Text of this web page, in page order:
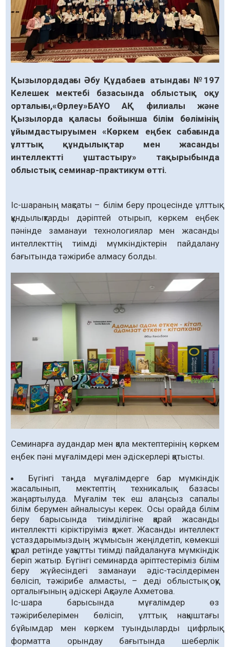
Қызылордадағы Әбу Құдабаев атындағы №197
Келешек мектебі базасында облыстық оқу
орталығы,«Өрлеу»БАҰО АҚ филиалы және
Қызылорда қаласы бойынша білім бөлімінің
ұйымдастыруымен «Көркем еңбек сабағында
ұлттық құндылықтар мен жасанды
интеллектті ұштастыру» тақырыбында
облыстық семинар-практикум өтті.
Іс-шараның мақсаты – білім беру процесінде ұлттық
құндылықтарды дәріптей отырып, көркем еңбек
пәнінде заманауи технологиялар мен жасанды
интеллекттің тиімді мүмкіндіктерін пайдалану
бағытында тәжірибе алмасу болды.
Семинарға аудандар мен қала мектептерінің көркем
еңбек пәні мұғалімдері мен әдіскерлері қатысты.
Бүгінгі таңда мұғалімдерге бар мүмкіндік
жасалынып, мектептің техникалық базасы
жаңартылуда. Мұғалім тек еш алаңсыз сапалы
білім берумен айналысуы керек. Осы орайда білім
беру барысында тиімділігіне қарай жасанды
интеллектті кіріктіруіміз қажет. Жасанды интеллект
ұстаздарымыздың жұмысын жеңілдетіп, көмекші
құрал ретінде уақытты тиімді пайдалануға мүмкіндік
беріп жатыр. Бүгінгі семинарда әріптестеріміз білім
беру жүйесіндегі заманауи әдіс-тәсілдерімен
бөлісіп, тәжірибе алмасты, – деді облыстық оқу
орталығының әдіскері Ақсәуле Ахметова.
Іс-шара барысында мұғалімдер өз
тәжірибелерімен бөлісіп, ұлттық нақыштағы
бұйымдар мен көркем туындыларды цифрлық
форматта орындау бағытында шеберлік